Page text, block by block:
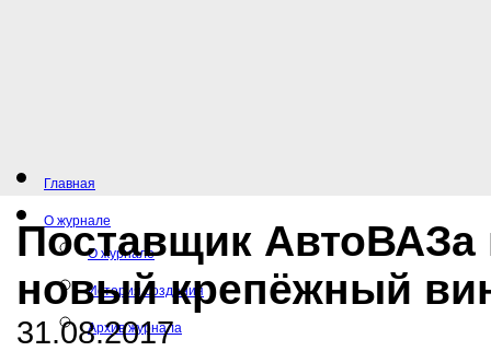
Главная
О журнале
О журнале
История создания
Архив журнала
Поставщик
новый крепёжный
31.08.2017